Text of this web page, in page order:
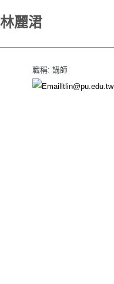
林麗涒
職稱: 講師
ltlin@pu.edu.tw